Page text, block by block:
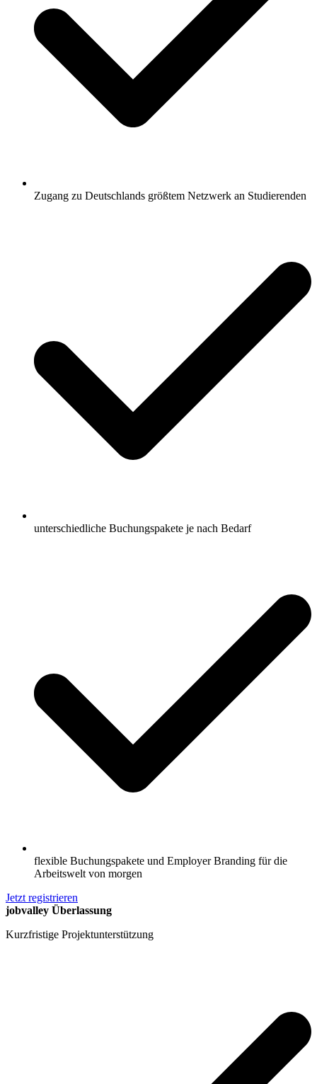
Zugang zu Deutschlands größtem Netzwerk an Studierenden
unterschiedliche Buchungspakete je nach Bedarf
flexible Buchungspakete und Employer Branding für die
Arbeitswelt von morgen
Jetzt registrieren
jobvalley Überlassung
Kurzfristige Projektunterstützung